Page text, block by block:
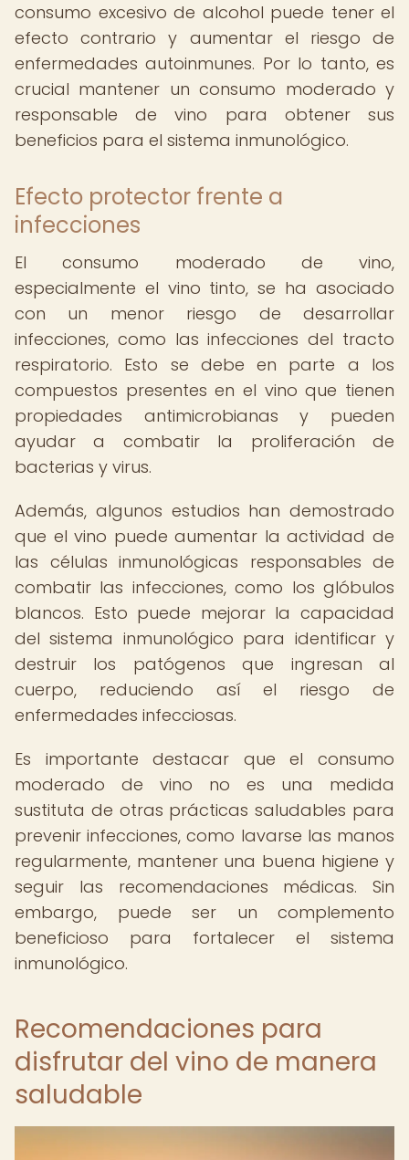
consumo excesivo de alcohol puede tener el
efecto contrario y aumentar el riesgo de
enfermedades autoinmunes. Por lo tanto, es
crucial mantener un consumo moderado y
responsable de vino para obtener sus
beneficios para el sistema inmunológico.
Efecto protector frente a
infecciones
El consumo moderado de vino,
especialmente el vino tinto, se ha asociado
con un menor riesgo de desarrollar
infecciones, como las infecciones del tracto
respiratorio. Esto se debe en parte a los
compuestos presentes en el vino que tienen
propiedades antimicrobianas y pueden
ayudar a combatir la proliferación de
bacterias y virus.
Además, algunos estudios han demostrado
que el vino puede aumentar la actividad de
las células inmunológicas responsables de
combatir las infecciones, como los glóbulos
blancos. Esto puede mejorar la capacidad
del sistema inmunológico para identificar y
destruir los patógenos que ingresan al
cuerpo, reduciendo así el riesgo de
enfermedades infecciosas.
Es importante destacar que el consumo
moderado de vino no es una medida
sustituta de otras prácticas saludables para
prevenir infecciones, como lavarse las manos
regularmente, mantener una buena higiene y
seguir las recomendaciones médicas. Sin
embargo, puede ser un complemento
beneficioso para fortalecer el sistema
inmunológico.
Recomendaciones para
disfrutar del vino de manera
saludable